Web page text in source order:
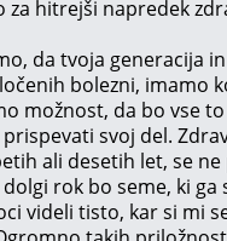
za hitrejši napredek
da tvoja generacija
bolezni, imamo
možnost, da bo vse
svoj del.
ali desetih let, se
rok bo seme, ki ga
videli tisto, kar si mi